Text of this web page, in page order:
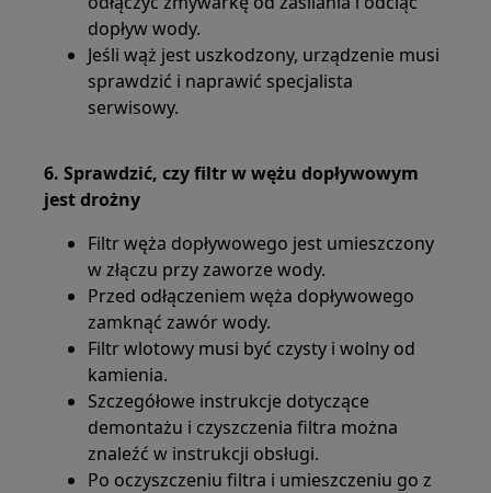
dopływ wody.
Jeśli wąż jest uszkodzony, urządzenie musi
sprawdzić i naprawić specjalista
serwisowy.
6. Sprawdzić, czy filtr w wężu dopływowym
jest drożny
Filtr węża dopływowego jest umieszczony
w złączu przy zaworze wody.
Przed odłączeniem węża dopływowego
zamknąć zawór wody.
Filtr wlotowy musi być czysty i wolny od
kamienia.
Szczegółowe instrukcje dotyczące
demontażu i czyszczenia filtra można
znaleźć w instrukcji obsługi.
Po oczyszczeniu filtra i umieszczeniu go z